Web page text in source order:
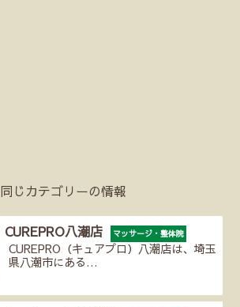
同じカテゴリーの情報
CUREPRO八潮店 マッサージ・整体院
CUREPRO（キュアプロ）八潮店は、埼玉
県八潮市にある…